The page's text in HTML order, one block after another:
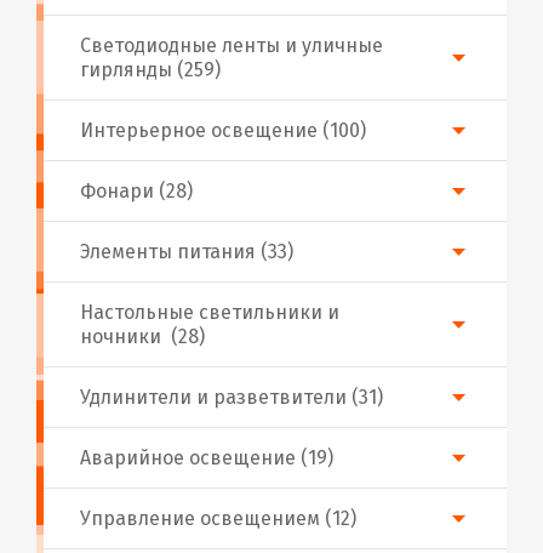
Фонари (28)
Аварийное освещение (19)
Настольные светильники и
ночники (28)
Интерьерное освещение (100)
Светодиодные ленты и уличные
гирлянды (259)
Удлинители и разветвители (31)
Управление освещением (12)
Элементы питания (33)